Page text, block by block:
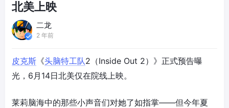
北美上映
二龙
2 年前
皮克斯 《头脑特工队2（Inside Out 2）》正式预告曝
光，6月14日北美仅在院线上映。
莱莉脑海中的那些小声音们对她了如指掌——但今年夏